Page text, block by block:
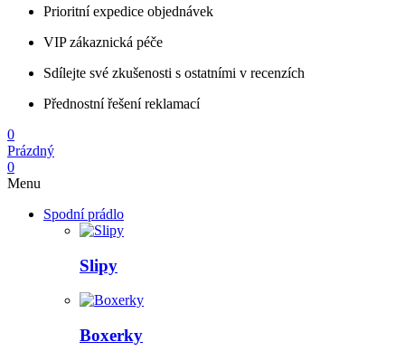
Prioritní expedice objednávek
VIP zákaznická péče
Sdílejte své zkušenosti s ostatními v recenzích
Přednostní řešení reklamací
0
Prázdný
0
Menu
Spodní prádlo
Slipy
Boxerky